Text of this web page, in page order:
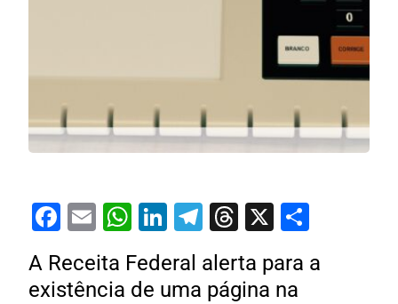
Facebook
EmailWhatsApp
LinkedIn
Telegram
Threads
X
A Receita Federal alerta para a
existência de uma página na